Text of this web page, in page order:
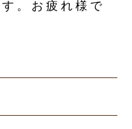
。お疲れ様で